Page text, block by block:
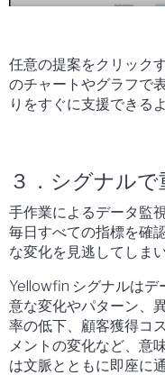
任意の提案をクリック
のチャートやグラフで
りをすぐに支援できる
３．シグナル
手作業によるデータ監
毎日すべての指標を確
な変化を見逃してしまい
Yellowfin シグナルはデ
意な変化やパターン、
率の低下、顧客獲得コ
メントの変化など、意
は文脈とともに即座に